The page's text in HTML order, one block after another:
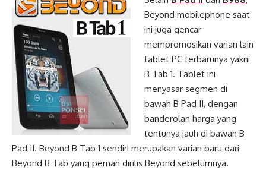
Beyond mobilephone saat
ini juga gencar
mempromosikan varian lain
tablet PC terbarunya yakni
B Tab 1. Tablet ini
menyasar segmen di
bawah B Pad II, dengan
banderolan harga yang
tentunya jauh di bawah B
Pad II. Beyond B Tab 1 sendiri merupakan varian baru dari
Beyond B Tab yang pernah dirilis Beyond sebelumnya.